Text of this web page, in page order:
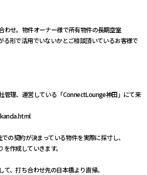
わせ。物件オーナー様で所有物件の長期空室
る形で活用でいないかとご相談頂いているお客様で
管理、運営している「ConnectLounge神田」にて来
の契約が決まっている物件を実際に採寸し、
作成していきます。
、打ち合わせ先の日本橋より直帰。